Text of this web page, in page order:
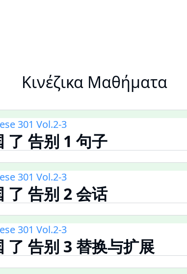
Κινέζικα Μαθήματα
301 Vol.2-3
了 告别 1 句子
301 Vol.2-3
了 告别 2 会话
301 Vol.2-3
了 告别 3 替换与扩展